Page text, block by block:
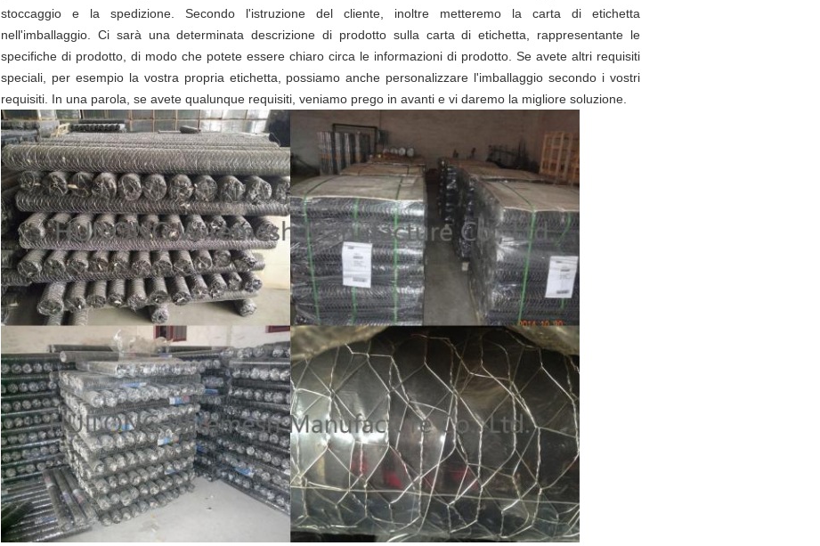
stoccaggio e la spedizione. Secondo l'istruzione del cliente, inoltre metteremo la carta di etichetta
nell'imballaggio. Ci sarà una determinata descrizione di prodotto sulla carta di etichetta, rappresentante le
specifiche di prodotto, di modo che potete essere chiaro circa le informazioni di prodotto. Se avete altri requisiti
speciali, per esempio la vostra propria etichetta, possiamo anche personalizzare l'imballaggio secondo i vostri
requisiti. In una parola, se avete qualunque requisiti, veniamo prego in avanti e vi daremo la migliore soluzione.